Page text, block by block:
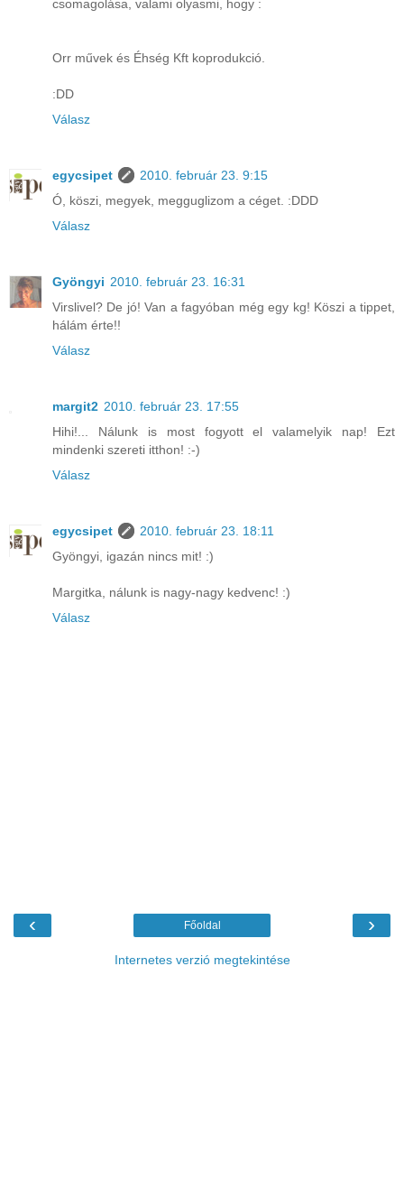
csomagolása, valami olyasmi, hogy :
Orr művek és Éhség Kft koprodukció.
:DD
Válasz
egycsipet
2010. február 23. 9:15
Ó, köszi, megyek, megguglizom a céget. :DDD
Válasz
Gyöngyi 2010. február 23. 16:31
Virslivel? De jó! Van a fagyóban még egy kg! Köszi a tippet,
hálám érte!!
Válasz
margit2 2010. február 23. 17:55
Hihi!... Nálunk is most fogyott el valamelyik nap! Ezt
mindenki szereti itthon! :-)
Válasz
egycsipet
2010. február 23. 18:11
Gyöngyi, igazán nincs mit! :)
Margitka, nálunk is nagy-nagy kedvenc! :)
Válasz
‹ ›
Főoldal
Internetes verzió megtekintése